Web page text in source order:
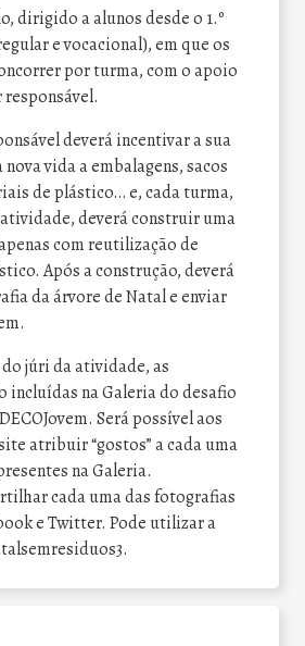
dirigido a alunos desde o 1.º
e vocacional), em que os
por turma, com o apoio
deverá incentivar a sua
vida a embalagens, sacos
de plástico… e, cada turma,
deverá construir uma
com reutilização de
Após a construção, deverá
da árvore de Natal e enviar
júri da atividade, as
incluídas na Galeria do desafio
Será possível aos
atribuir “gostos” a cada uma
na Galeria.
cada uma das fotografias
e Twitter. Pode utilizar a